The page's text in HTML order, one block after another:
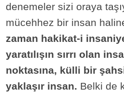
denemeler sizi oraya
mücehhez bir insan
zaman hakikat-i
yaratılışın sırrı olan
noktasına, külli bir
yaklaşır insan. Belki de